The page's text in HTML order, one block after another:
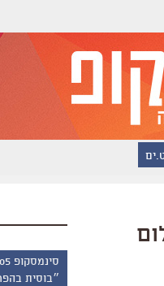
״בוסית